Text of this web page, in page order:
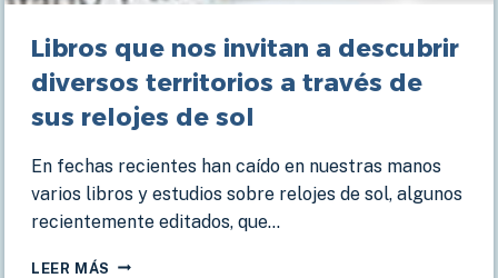
Libros que nos invitan a descubrir
diversos territorios a través de
sus relojes de sol
En fechas recientes han caído en nuestras manos
varios libros y estudios sobre relojes de sol, algunos
recientemente editados, que…
LEER MÁS LIBROS